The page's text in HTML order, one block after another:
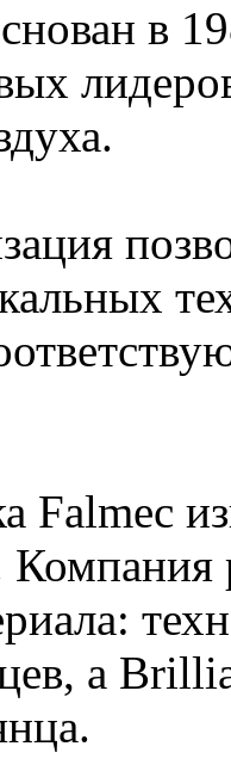
в
Falmec
а